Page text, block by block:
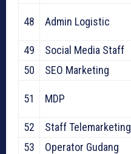
48 Admin Logistic
49
Social Media Staff
50
SEO Marketing
51 MDP
52
Staff Telemarketing
53
Operator Gudang